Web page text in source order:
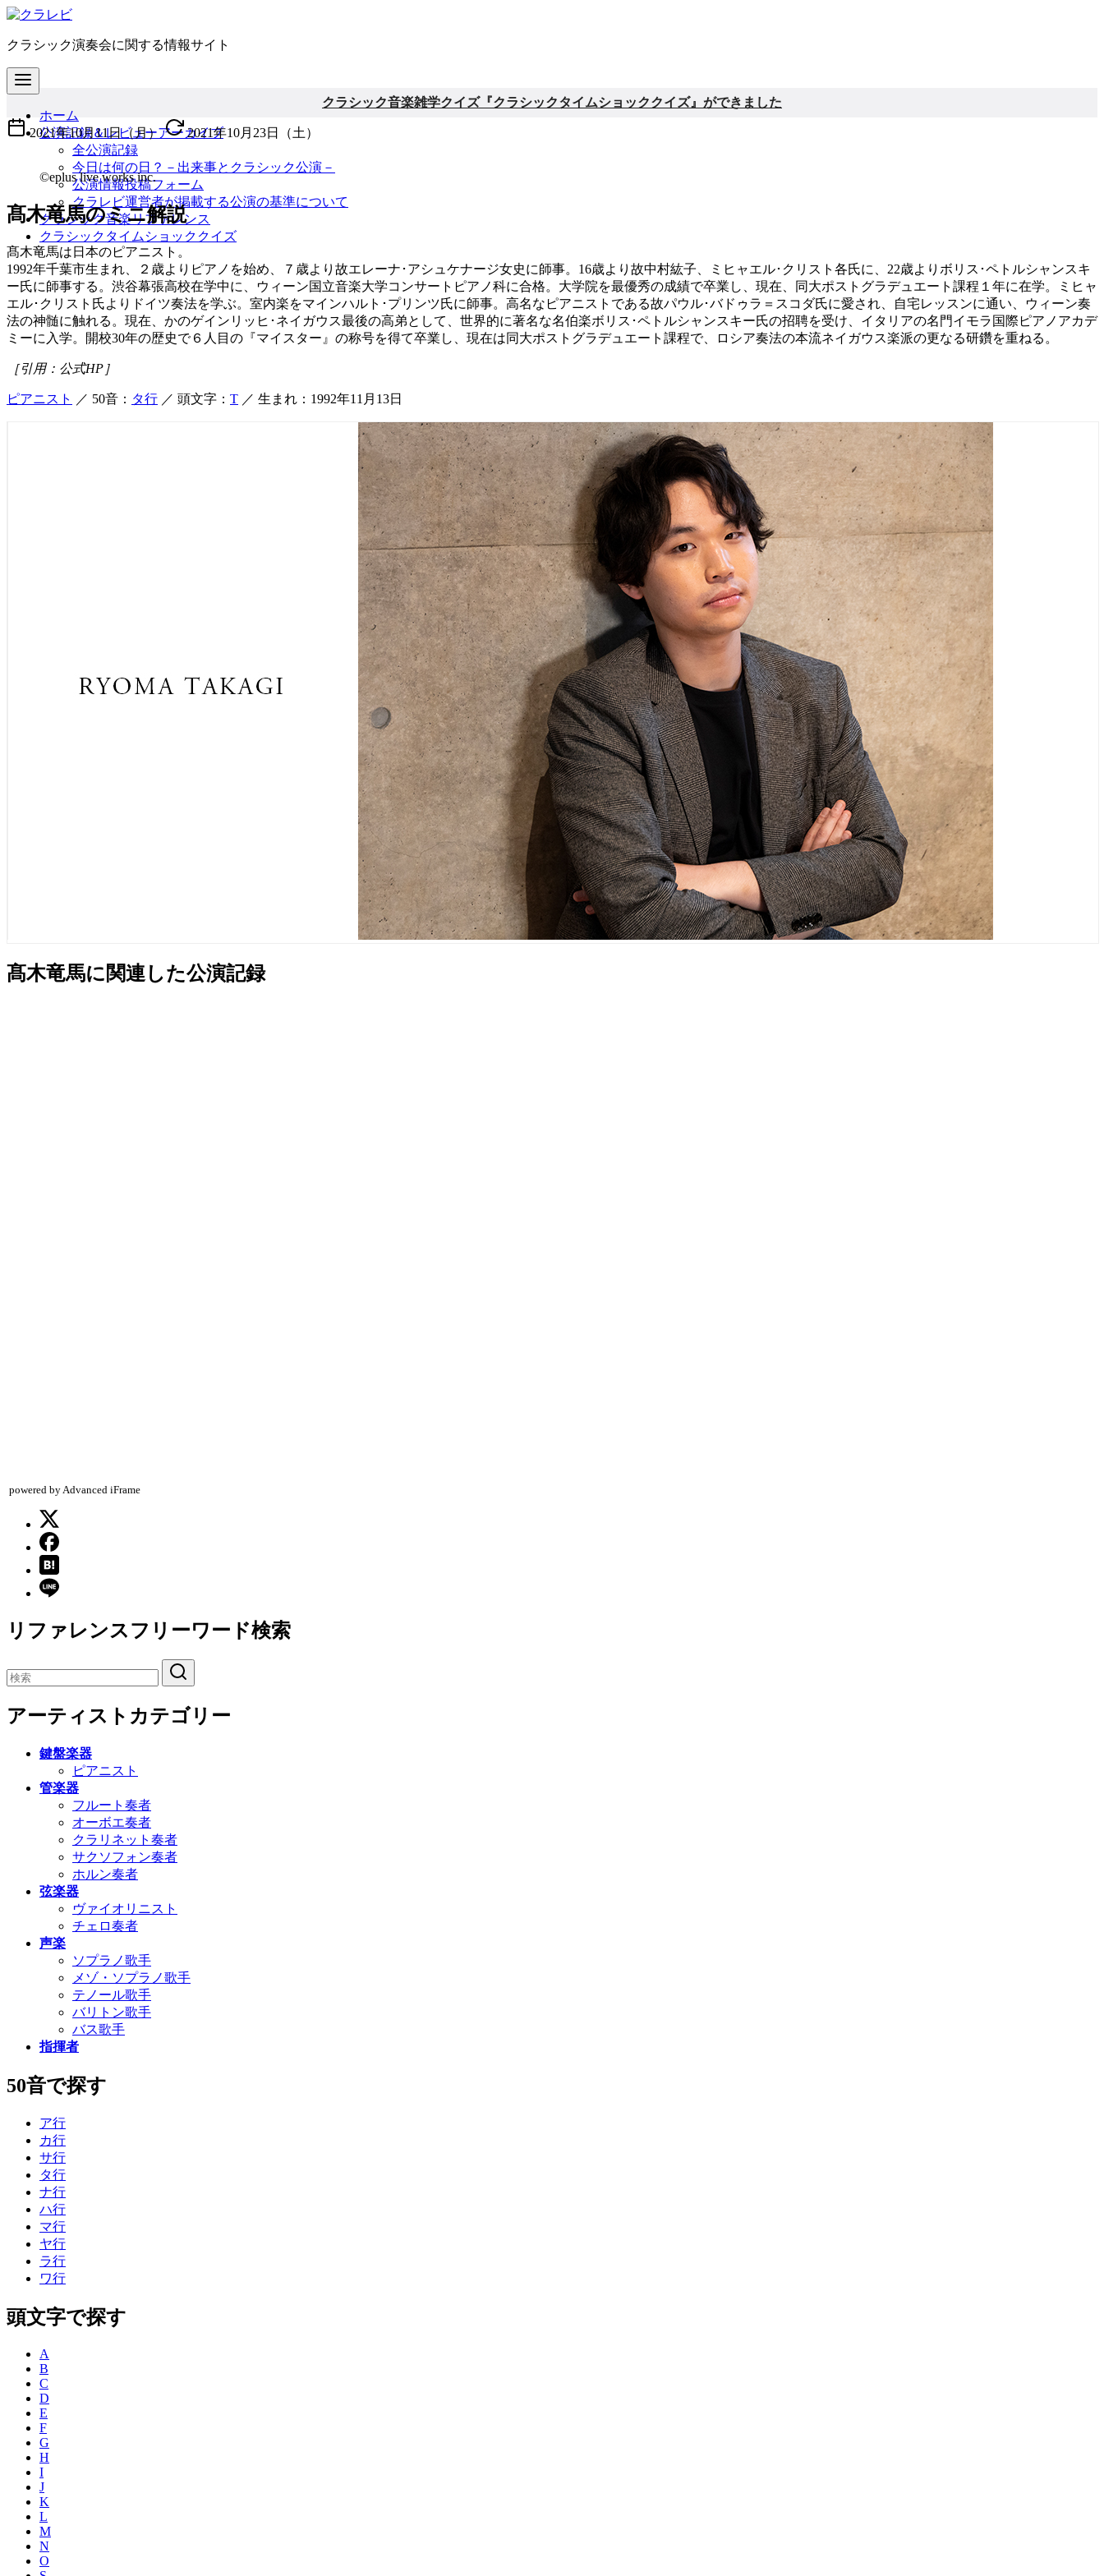
コ
テ
ン
ツ
移
動
クラシック演奏会に関する情報サイト
ホーム
公演記録＆レビューアーカイブ
全公演記録
今日は何の日？－出来事とクラシック公演－
公演情報投稿フォーム
クラレビ運営者が掲載する公演の基準について
クラシック音楽リファレンス
クラシックタイムショッククイズ
クラシック音楽雑学クイズ『クラシックタイムショッククイズ』ができました
2021年10月11日（月） 2021年10月23日（土）
©eplus live works inc.
髙木竜馬のミニ解説
髙木竜馬は日本のピアニスト。
1992年千葉市生まれ、２歳よりピアノを始め、７歳より故エレーナ･アシュケナージ女史に師事。16歳より故中村紘子、ミヒャエル･クリスト各氏に、22歳よりボリス･ペトルシャンスキ
ー氏に師事する。渋谷幕張高校在学中に、ウィーン国立音楽大学コンサートピアノ科に合格。大学院を最優秀の成績で卒業し、現在、同大ポストグラデュエート課程１年に在学。ミヒャ
エル･クリスト氏よりドイツ奏法を学ぶ。室内楽をマインハルト･プリンツ氏に師事。高名なピアニストである故パウル･バドゥラ＝スコダ氏に愛され、自宅レッスンに通い、ウィーン奏
法の神髄に触れる。現在、かのゲインリッヒ･ネイガウス最後の高弟として、世界的に著名な名伯楽ボリス･ペトルシャンスキー氏の招聘を受け、イタリアの名門イモラ国際ピアノアカデ
ミーに入学。開校30年の歴史で６人目の『マイスター』の称号を得て卒業し、現在は同大ポストグラデュエート課程で、ロシア奏法の本流ネイガウス楽派の更なる研鑽を重ねる。
［引用：公式HP］
ピアニスト ／ 50音： タ行 ／ 頭文字： T ／ 生まれ：1992年11月13日
髙木竜馬 公式ホームページ
ピアニスト髙木竜馬の公式ホームページへようこそ！
髙木竜馬に関連した公演記録
powered by Advanced iFrame
リファレンスフリーワード検索
アーティストカテゴリー
鍵盤楽器
ピアニスト
管楽器
フルート奏者
オーボエ奏者
クラリネット奏者
サクソフォン奏者
ホルン奏者
弦楽器
ヴァイオリニスト
チェロ奏者
声楽
ソプラノ歌手
メゾ・ソプラノ歌手
テノール歌手
バリトン歌手
バス歌手
指揮者
50音で探す
ア行
カ行
サ行
タ行
ナ行
ハ行
マ行
ヤ行
ラ行
ワ行
頭文字で探す
A
B
C
D
E
F
G
H
I
J
K
L
M
N
O